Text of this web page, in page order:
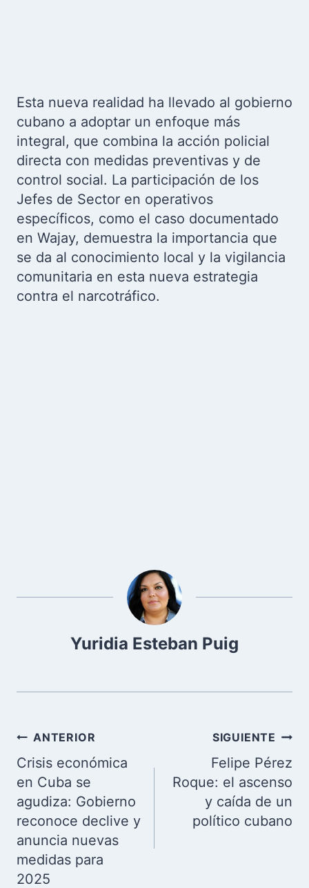
Esta nueva realidad ha llevado al gobierno
cubano a adoptar un enfoque más
integral, que combina la acción policial
directa con medidas preventivas y de
control social. La participación de los
Jefes de Sector en operativos
específicos, como el caso documentado
en Wajay, demuestra la importancia que
se da al conocimiento local y la vigilancia
comunitaria en esta nueva estrategia
contra el narcotráfico.
Yuridia Esteban Puig
Navegación
de
entradas
ANTERIOR
Crisis económica
en Cuba se
agudiza: Gobierno
reconoce declive y
anuncia nuevas
medidas para
2025
SIGUIENTE
Felipe Pérez
Roque: el ascenso
y caída de un
político cubano